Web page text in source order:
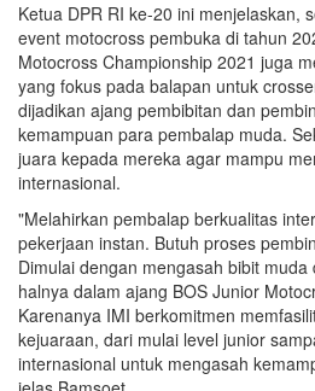
Ketua DPR RI ke-20 ini menjelaskan,
event motocross pembuka di tahun
Motocross Championship 2021 juga
yang fokus pada balapan untuk
dijadikan ajang pembibitan dan
kemampuan para pembalap muda.
juara kepada mereka agar mampu
internasional.
"Melahirkan pembalap berkualitas
pekerjaan instan. Butuh proses
Dimulai dengan mengasah bibit
halnya dalam ajang BOS Junior
Karenanya IMI berkomitmen
kejuaraan, dari mulai level junior
internasional untuk mengasah